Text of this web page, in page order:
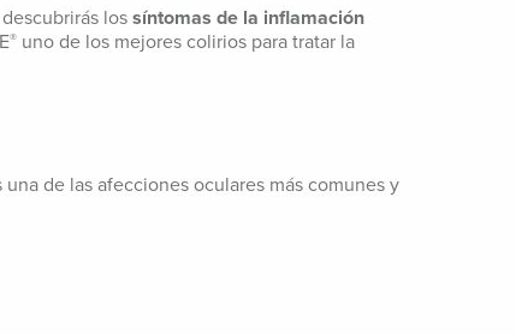
los síntomas de la inflamación
® uno de los mejores colirios para tratar la
una de las afecciones oculares más comunes y